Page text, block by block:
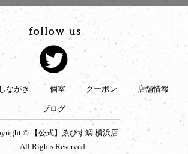
ながき 個室 クーポン 店舗情報
ブログ
© 【公式】ゑびす鯛 横浜店.
All Rights Reserved.